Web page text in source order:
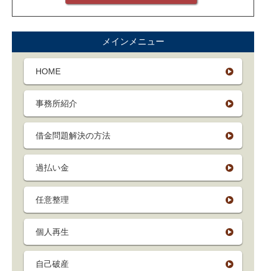
メインメニュー
HOME
事務所紹介
借金問題解決の方法
過払い金
任意整理
個人再生
自己破産